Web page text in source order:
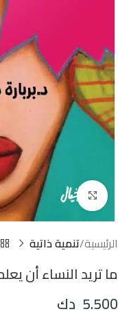
Click to enlarge
الرئيسية تنمية ذاتية
ما تريد النساء أن
5.500 دك